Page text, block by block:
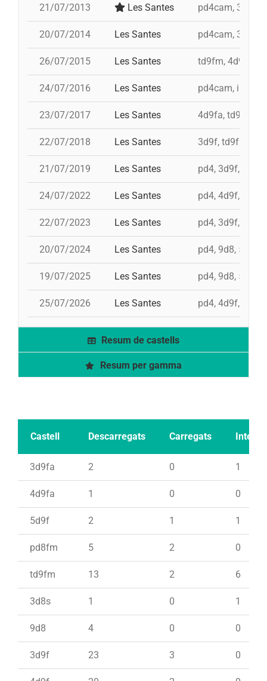
21/07/2013 Les Santes pd4cam, 3d9f,
20/07/2014 Les Santes pd4cam, 3d9f, i
26/07/2015 Les Santes td9fm, 4d9f, i
24/07/2016 Les Santes pd4cam, i
23/07/2017 Les Santes 4d9fa, td9fm, i
22/07/2018 Les Santes 3d9f, td9fm,
21/07/2019 Les Santes pd4, 3d9f,
24/07/2022 Les Santes pd4, 4d9f,
22/07/2023 Les Santes pd4, 3d9f,
20/07/2024 Les Santes pd4, 9d8, 5d9f,
19/07/2025 Les Santes pd4, 9d8, 5d9f,
25/07/2026 Les Santes pd4, 4d9f,
Resum de castells
Resum per gamma
Castell Descarregats Carregats Intents
3d9fa 2 0 1
4d9fa 1 0 0
5d9f 2 1 1
pd8fm 5 2 0
td9fm 13 2 6
3d8s 1 0 1
9d8 4 0 0
3d9f 23 3 0